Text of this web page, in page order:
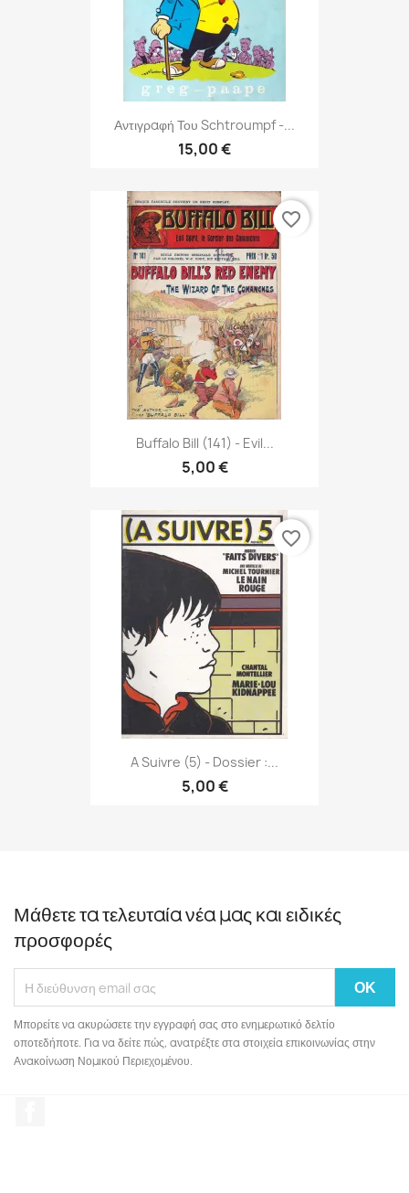
Αντιγραφή Του Schtroumpf -...
15,00 €
Buffalo Bill (141) - Evil...
5,00 €
favorite_border
A Suivre (5) - Dossier :...
5,00 €
favorite_border
Μάθετε τα τελευταία νέα μας και ειδικές
προσφορές
Μπορείτε να ακυρώσετε την εγγραφή σας στο ενημερωτικό δελτίο
οποτεδήποτε. Για να δείτε πώς, ανατρέξτε στα στοιχεία επικοινωνίας στην
Ανακοίνωση Νομικού Περιεχομένου.